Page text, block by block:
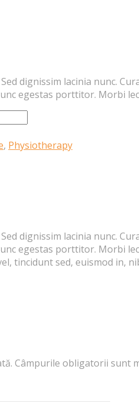
dignissim lacinia nunc.
egestas porttitor. Morbi
, Physiotherapy
dignissim lacinia nunc.
egestas porttitor. Morbi
tincidunt sed, euismod in,
Câmpurile obligatorii sunt